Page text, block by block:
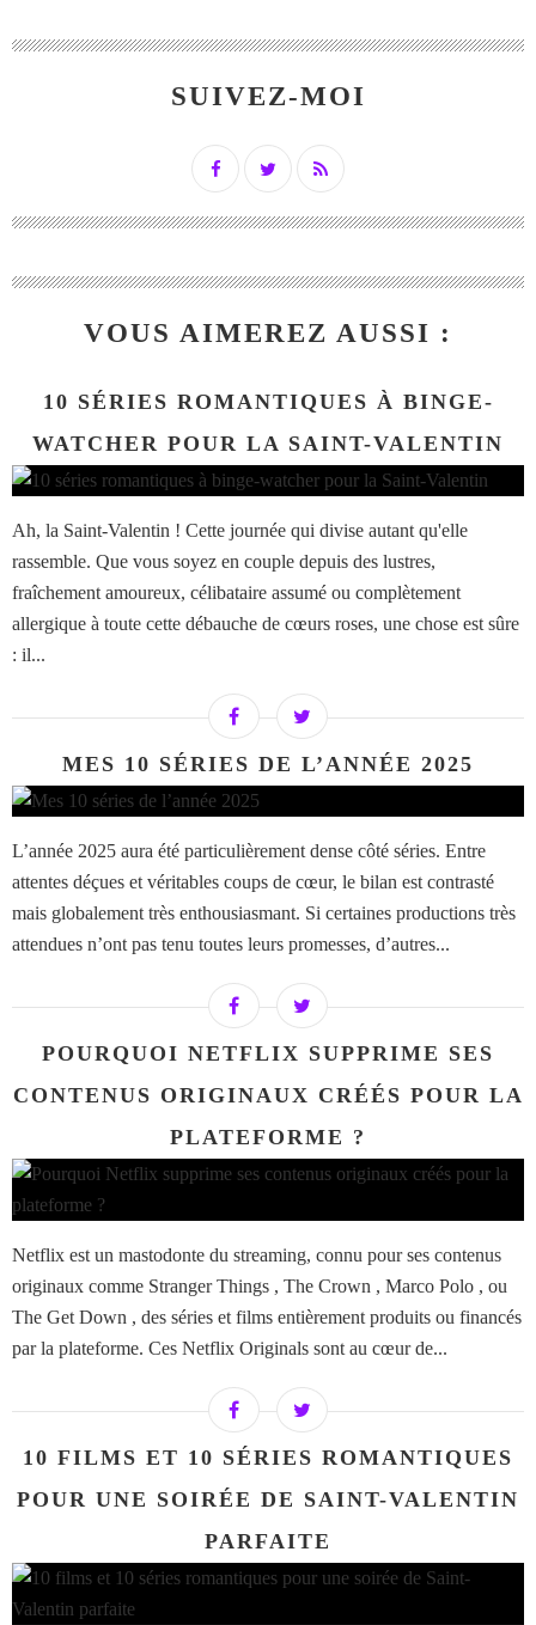
SUIVEZ-MOI
VOUS AIMEREZ AUSSI :
10 SÉRIES ROMANTIQUES À BINGE-
WATCHER POUR LA SAINT-VALENTIN
Ah, la Saint-Valentin ! Cette journée qui divise autant qu'elle
rassemble. Que vous soyez en couple depuis des lustres,
fraîchement amoureux, célibataire assumé ou complètement
allergique à toute cette débauche de cœurs roses, une chose est sûre
: il...
MES 10 SÉRIES DE L’ANNÉE 2025
L’année 2025 aura été particulièrement dense côté séries. Entre
attentes déçues et véritables coups de cœur, le bilan est contrasté
mais globalement très enthousiasmant. Si certaines productions très
attendues n’ont pas tenu toutes leurs promesses, d’autres...
POURQUOI NETFLIX SUPPRIME SES
CONTENUS ORIGINAUX CRÉÉS POUR LA
PLATEFORME ?
Netflix est un mastodonte du streaming, connu pour ses contenus
originaux comme Stranger Things , The Crown , Marco Polo , ou
The Get Down , des séries et films entièrement produits ou financés
par la plateforme. Ces Netflix Originals sont au cœur de...
10 FILMS ET 10 SÉRIES ROMANTIQUES
POUR UNE SOIRÉE DE SAINT-VALENTIN
PARFAITE